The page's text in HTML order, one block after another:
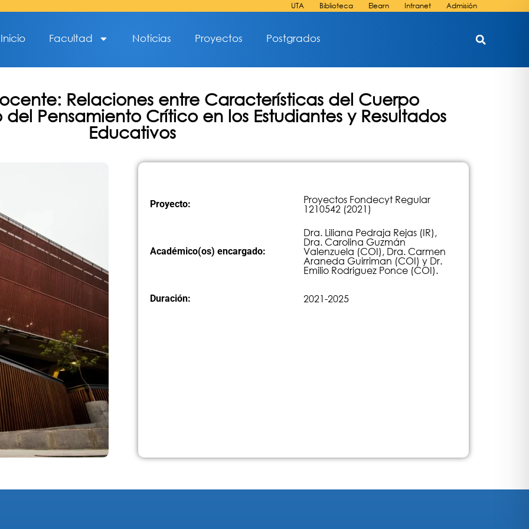
UTA Biblioteca Elearn Intranet Admisión
Inicio Facultad Noticias Proyectos Postgrados
Relaciones entre Características del Cuerpo
Pensamiento Crítico en los Estudiantes y Resultados
Educativos
Proyecto:
Proyectos Fondecyt Regular
1210542 (2021)
Académico(os) encargado:
Dra. Liliana Pedraja Rejas (IR),
Dra. Carolina Guzmán
Valenzuela (COI), Dra. Carmen
Araneda Guirriman (COI) y Dr.
Emilio Rodriguez Ponce (COI).
Duración: 2021-2025